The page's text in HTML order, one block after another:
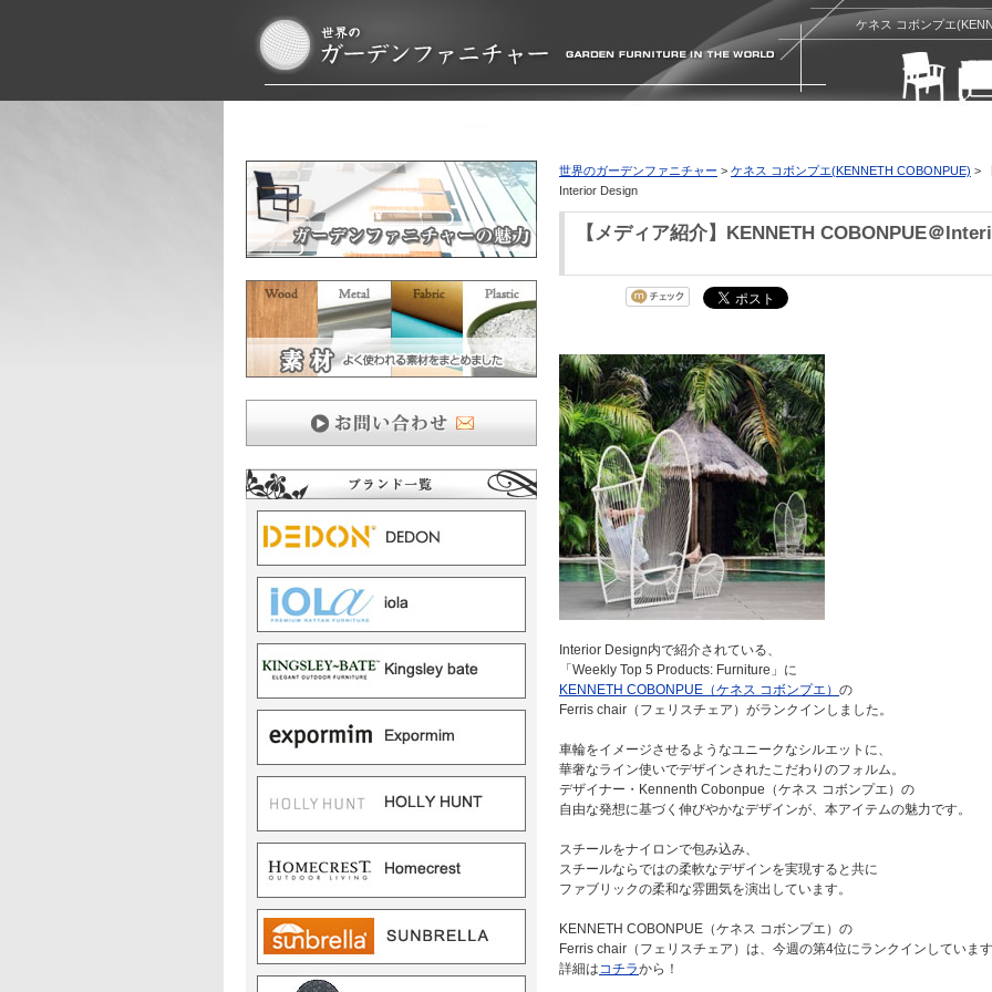
ケネス コボンプエ
世界のガーデンファニチャー > ケネス コボンプエ(KENNETH COBONPUE) >
Interior Design
【メディア紹介】KENNETH COBONPUE＠
Interior Design内で紹介されている、
「Weekly Top 5 Products: Furniture」に
KENNETH COBONPUE（ケネス コボンプエ） の
Ferris chair（フェリスチェア）がランクインしました。
車輪をイメージさせるようなユニークなシルエットに、
華奢なライン使いでデザインされたこだわりのフォルム。
デザイナー・Kennenth Cobonpue（ケネス コボンプエ）の
自由な発想に基づく伸びやかなデザインが、本アイテムの魅力です。
スチールをナイロンで包み込み、
スチールならではの柔軟なデザインを実現すると共に
ファブリックの柔和な雰囲気を演出しています。
KENNETH COBONPUE（ケネス コボンプエ）の
Ferris chair（フェリスチェア）は、今週の第4位にランクインしていま
詳細はコチラから！